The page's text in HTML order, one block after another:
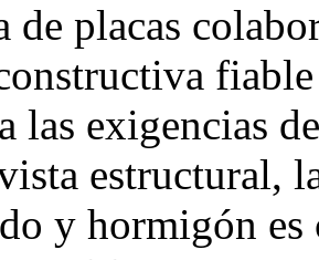
de placas
las exigencias
estructural,
y hormigón es